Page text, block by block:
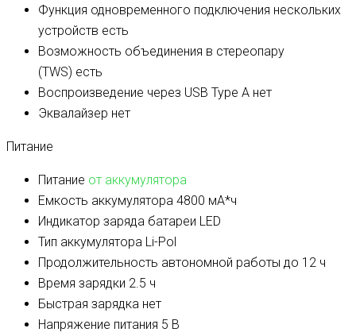
Функция одновременного подключения нескольких
устройств есть
Возможность объединения в стереопару
(TWS) есть
Воспроизведение через USB Type A нет
Эквалайзер нет
Питание
Питание от аккумулятора
Емкость аккумулятора 4800 мА*ч
Индикатор заряда батареи LED
Тип аккумулятора Li-Pol
Продолжительность автономной работы до 12 ч
Время зарядки 2.5 ч
Быстрая зарядка нет
Напряжение питания 5 В